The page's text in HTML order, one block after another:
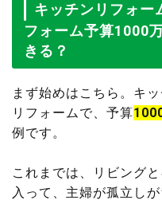
キッチンリフォー
フォーム予算1000
きる？
まず始めはこちら。キ
リフォームで、予算
例です。
これまでは、リビング
入って、主婦が孤立しが